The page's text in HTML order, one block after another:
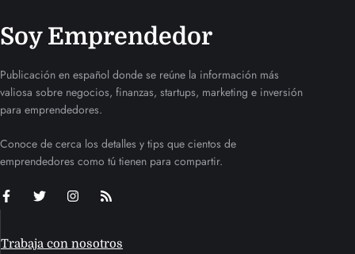
Soy Emprendedor
Publicación en español donde se reúne la información más
valiosa sobre negocios, finanzas, startups, marketing e inversión
para emprendedores.
Conoce de cerca los detalles y tips que cientos de
emprendedores como tú tienen para compartir.
Trabaja con nosotros